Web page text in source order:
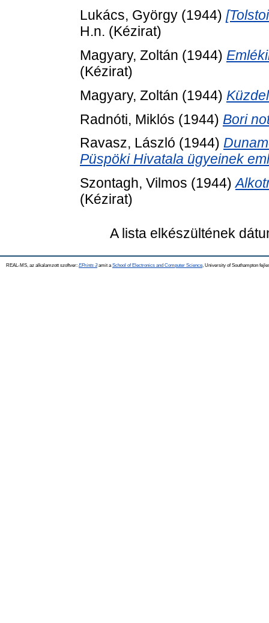
Lukács, György (1944)
H.n. (Kézirat)
Magyary, Zoltán (1944)
(Kézirat)
Magyary, Zoltán (1944)
Radnóti, Miklós (1944) Bori
Ravasz, László (1944)
Püspöki Hivatala ügyeinek
Szontagh, Vilmos (1944)
(Kézirat)
A lista elkészültének
REAL-MS, az alkalamzott szoftver: EPrints 3amit a School of Electronics and Computer Science , University of Southampton